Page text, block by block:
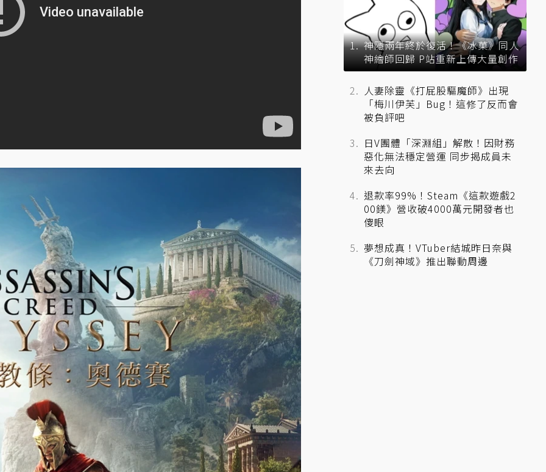
神隱兩年終於復活！《冰菓》同人
神繪師回歸 P站重新上傳大量創作
人妻除靈《打屁股驅魔師》出現
「梅川伊芙」Bug！這修了反而會
被負評吧
日V團體「深淵組」解散！因財務
惡化無法穩定營運 同步揭成員未
來去向
退款率99%！Steam《這款遊戲2
00鎂》營收破4000萬元開發者也
傻眼
夢想成真！VTuber結城昨日奈與
《刀劍神域》推出聯動周邊